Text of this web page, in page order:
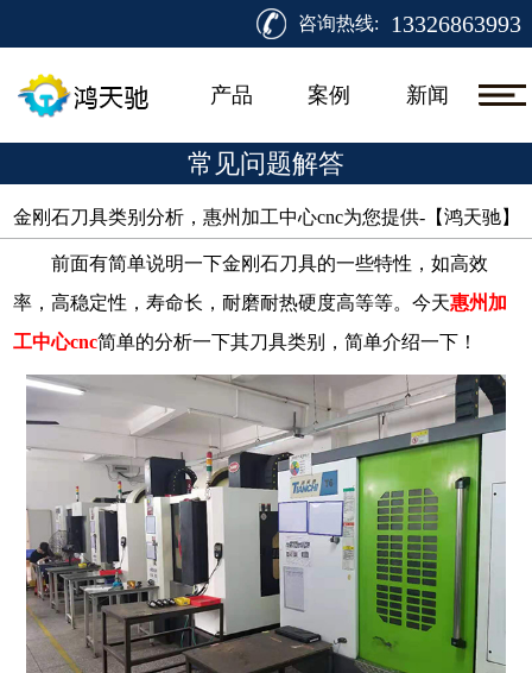
咨询热线: 13326863993
产品 案例 新闻
常见问题解答
金刚石刀具类别分析，惠州加工中心cnc为您提供-【鸿天驰】​
前面有简单说明一下金刚石刀具的一些特性，如高效
率，高稳定性，寿命长，耐磨耐热硬度高等等。今天惠州加
工中心cnc简单的分析一下其刀具类别，简单介绍一下！